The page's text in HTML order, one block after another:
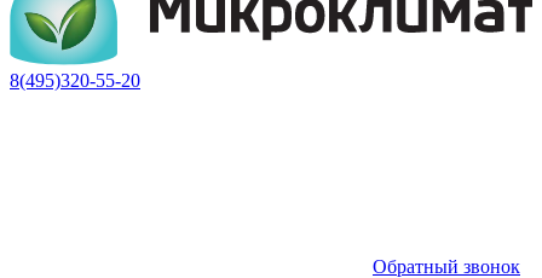
8(495)320-55-20
Обратный звонок